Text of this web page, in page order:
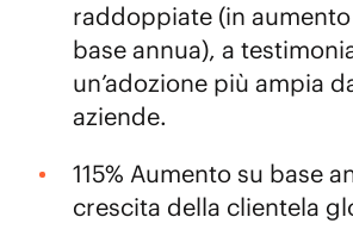
raddoppiate (in
base annua), a
un’adozione più ampia
aziende.
115% Aumento su base
crescita della clientela